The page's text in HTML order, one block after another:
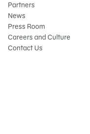
Partners
News
Press Room
Careers and Culture
Contact Us